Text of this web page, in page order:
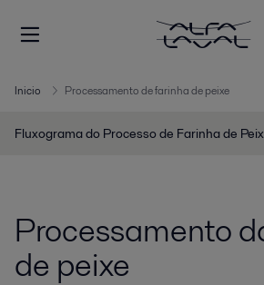
Inicio Processamento de farinha de peixe
Fluxograma do Processo de Farinha de
Processamento
de peixe